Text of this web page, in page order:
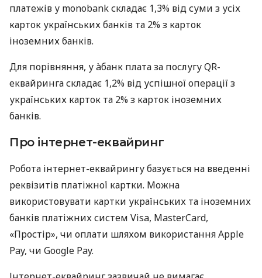
платежів у monobank складає 1,3% від суми з усіх
карток українських банків та 2% з карток
іноземних банків.
Для порівняння, у àбанк плата за послугу QR-
еквайринга складає 1,2% від успішної операції з
українських карток та 2% з карток іноземних
банків.
Про інтернет-еквайринг
Робота інтернет-еквайрингу базується на введенні
реквізитів платіжної картки. Можна
використовувати картки українських та іноземних
банків платіжних систем Visa, MasterCard,
«Простір», чи оплати шляхом використання Apple
Pay, чи Google Pay.